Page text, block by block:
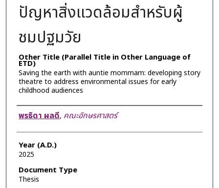
ปัญหาสิ่งแวดล้อมสําหรับผู้
ชมปฐมวัย
Other Title (Parallel Title in Other Language of
ETD)
Saving the earth with auntie mommam: developing story
theatre to address environmental issues for early
childhood audiences
Author
พรธิดา ผลดี, คณะอักษรศาสตร์
Year (A.D.)
2025
Document Type
Thesis